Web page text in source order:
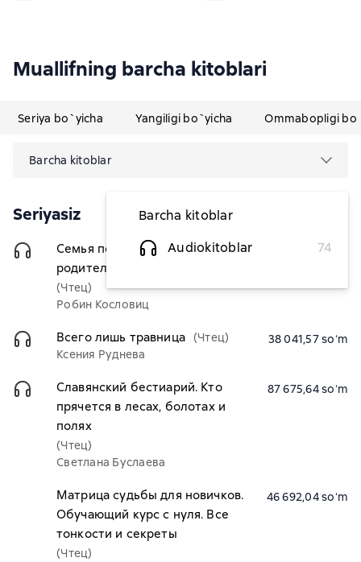
Muallifning barcha kitoblari
Seriya bo`yicha Yangiligi bo`yicha Ommabopligi
Barcha kitoblar
Barcha kitoblar
Audiokitoblar
74
Seriyasiz
Семья после ПТСР. Как стать
родителем своей мечты
(Чтец)
Робин Кословиц
80 357,14 soʻm
Всего лишь травница (Чтец)
Ксения Руднева
38 041,57 soʻm
Славянский бестиарий. Кто
прячется в лесах, болотах и
полях
(Чтец)
Светлана Буслаева
87 675,64 soʻm
Матрица судьбы для новичков.
Обучающий курс с нуля. Все
тонкости и секреты
(Чтец)
46 692,04 soʻm